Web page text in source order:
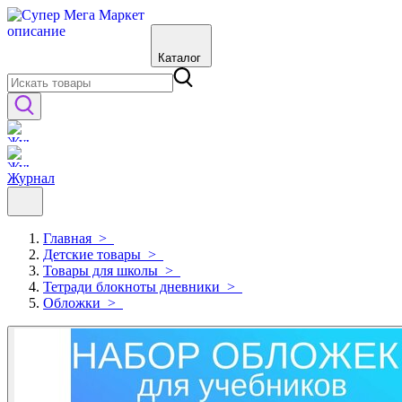
Каталог
Журнал
Главная >
Детские товары >
Товары для школы >
Тетради блокноты дневники >
Обложки >